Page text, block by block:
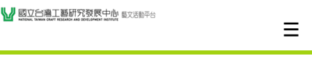
跳到主要內容
網站導覽